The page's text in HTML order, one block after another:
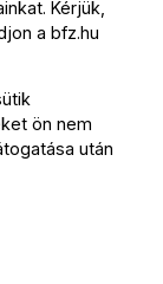
Kérjük,
a bfz.hu
ön nem
után